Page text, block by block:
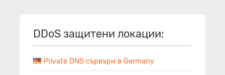
DDoS защитени локации:
Private DNS сървъри в Germany